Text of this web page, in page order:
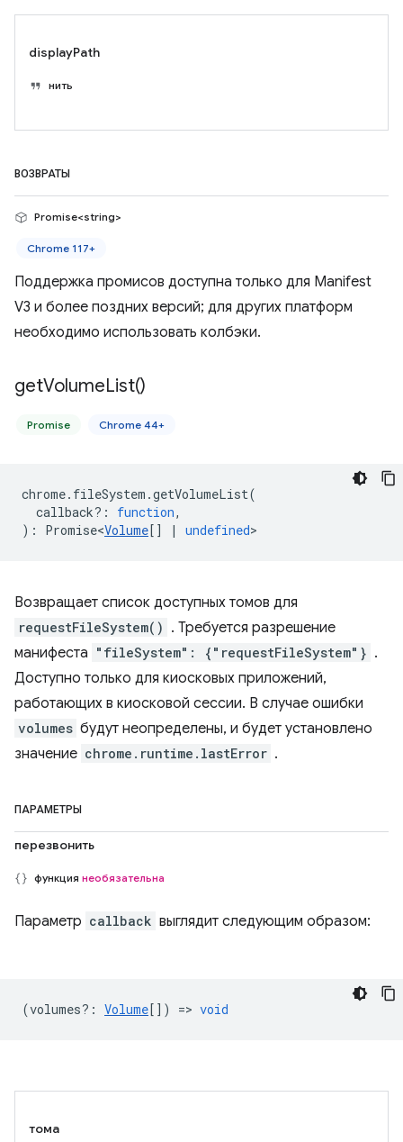
displayPath
нить
ВОЗВРАТЫ
Promise<string>
Chrome 117+
Поддержка промисов доступна только для Manifest
V3 и более поздних версий; для других платформ
необходимо использовать колбэки.
getVolumeList()
Promise Chrome 44+
chrome. fileSystem .getVolumeList(
callback? : function,
) : Promise<Volume[] | undefined>
Возвращает список доступных томов для
requestFileSystem() . Требуется разрешение
манифеста "fileSystem": {"requestFileSystem"} .
Доступно только для киосковых приложений,
работающих в киосковой сессии. В случае ошибки
volumes будут неопределены, и будет установлено
значение chrome.runtime.lastError .
ПАРАМЕТРЫ
перезвонить
функция необязательна
Параметр callback выглядит следующим образом:
(volumes? : Volume[]) => void
тома